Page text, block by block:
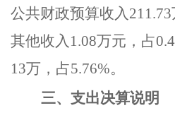
公共财政预算收入211.73
其他收入1.08万元，占
13万，占5.76%。
三、支出决算说明